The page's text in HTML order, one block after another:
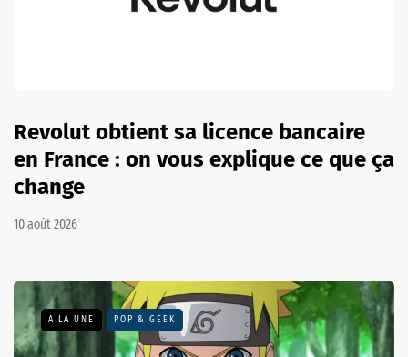
Revolut obtient sa licence bancaire
en France : on vous explique ce que ça
change
10 août 2026
A LA UNE POP & GEEK